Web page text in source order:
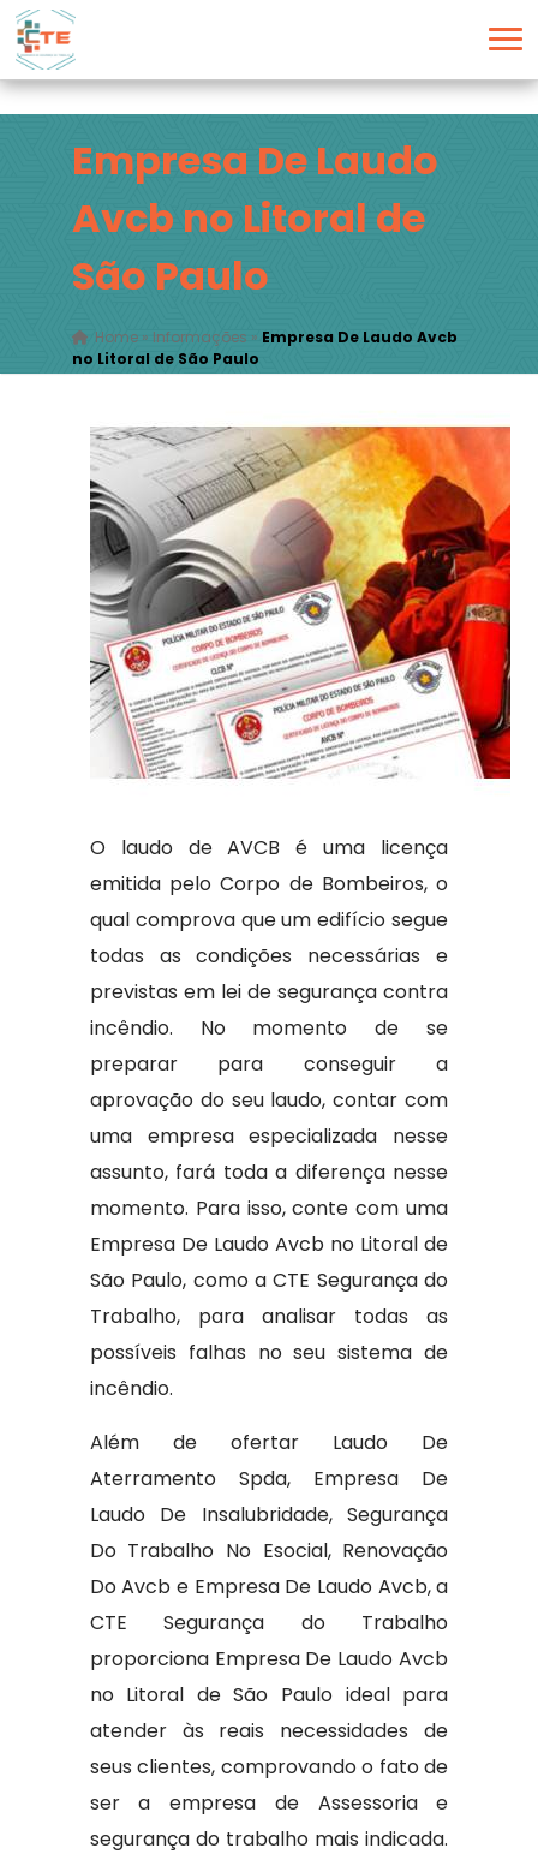
Empresa De Laudo
Avcb no Litoral de
São Paulo
Home» Informações » Empresa De Laudo Avcb
no Litoral de São Paulo
O laudo de AVCB é uma licença
emitida pelo Corpo de Bombeiros, o
qual comprova que um edifício segue
todas as condições necessárias e
previstas em lei de segurança contra
incêndio. No momento de se
preparar para conseguir a
aprovação do seu laudo, contar com
uma empresa especializada nesse
assunto, fará toda a diferença nesse
momento. Para isso, conte com uma
Empresa De Laudo Avcb no Litoral de
São Paulo, como a CTE Segurança do
Trabalho, para analisar todas as
possíveis falhas no seu sistema de
incêndio.
Além de ofertar Laudo De
Aterramento Spda, Empresa De
Laudo De Insalubridade, Segurança
Do Trabalho No Esocial, Renovação
Do Avcb e Empresa De Laudo Avcb, a
CTE Segurança do Trabalho
proporciona Empresa De Laudo Avcb
no Litoral de São Paulo ideal para
atender às reais necessidades de
seus clientes, comprovando o fato de
ser a empresa de Assessoria e
segurança do trabalho mais indicada.